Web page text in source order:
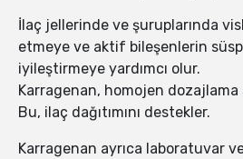
İlaç jellerinde ve şuruplarında
etmeye ve aktif bileşenlerin
iyileştirmeye yardımcı olur.
Karragenan, homojen dozajlama
Bu, ilaç dağıtımını destekler.
Karragenan ayrıca laboratuvar